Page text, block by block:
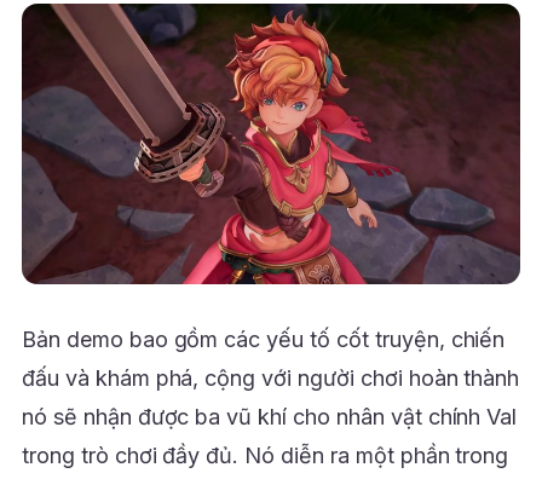
Bản demo bao gồm các yếu tố cốt truyện, chiến
đấu và khám phá, cộng với người chơi hoàn thành
nó sẽ nhận được ba vũ khí cho nhân vật chính Val
trong trò chơi đầy đủ. Nó diễn ra một phần trong